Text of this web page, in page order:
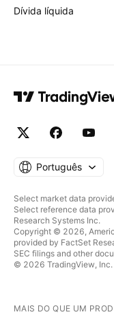
Dívida líquida
Português
Select market data
Select reference data
Research Systems Inc.
Copyright © 2026,
provided by FactSet
SEC filings and other
© 2026 TradingView, Inc.
MAIS DO QUE UM